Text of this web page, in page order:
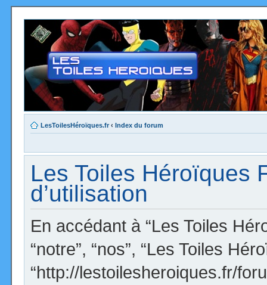
LesToilesHéroïques.fr ‹ Index du forum
Les Toiles Héroïques
d’utilisation
En accédant à “Les Toiles
“notre”, “nos”, “Les Toiles
“http://lestoilesheroiques.fr/